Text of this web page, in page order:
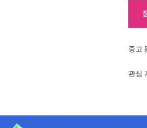
중고
관심